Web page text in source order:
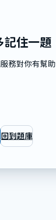
記住一題
務對你有幫
回到題庫